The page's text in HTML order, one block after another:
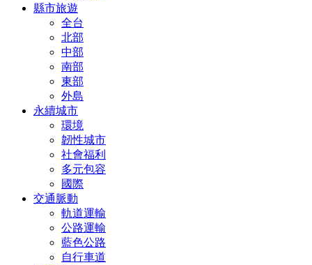
縣市旅遊
全台
北部
中部
南部
東部
外島
永續城市
環境
韌性城市
社會福利
多元包容
國際
交通脈動
軌道運輸
公路運輸
藍色公路
自行車道